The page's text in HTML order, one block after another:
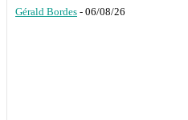
Gérald Bordes - 06/08/26